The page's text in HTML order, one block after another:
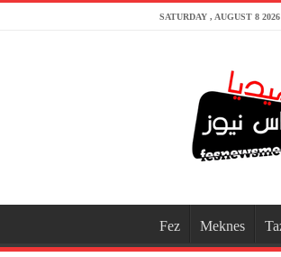
SATURDAY , AUGUST 8 2026
Fez Meknes